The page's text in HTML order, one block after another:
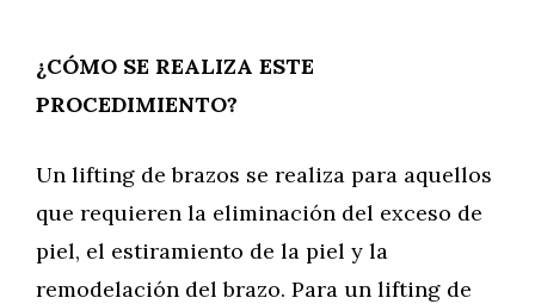
¿CÓMO SE REALIZA ESTE
PROCEDIMIENTO?
Un lifting de brazos se realiza para aquellos
que requieren la eliminación del exceso de
piel, el estiramiento de la piel y la
remodelación del brazo. Para un lifting de